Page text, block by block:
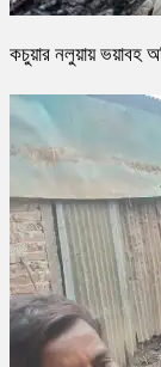
কচুয়ার নলুয়ায় ভয়াবহ